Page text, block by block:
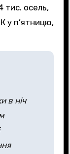
тис. осель,
у п’ятницю,
в ніч